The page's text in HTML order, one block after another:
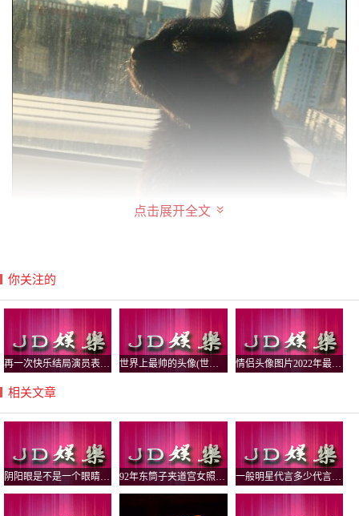
猫咪好动，有时候没有人知道它跑哪里去了，而且猫的一双
候，会让人觉得那里有什么东西，但其实啥也没有，这就是
猫主子的独立性格，人家愿意这样，你猜来猜去也猜不透。
至于看出将死之人，一大半的原因是文学作品和民间传说的
渲染。
点击展开全文
你关注的
情侣头像图片2022年最新头像(情侣头像图片
相关文章
一般明星代言多少代言费啊,明星代言费一